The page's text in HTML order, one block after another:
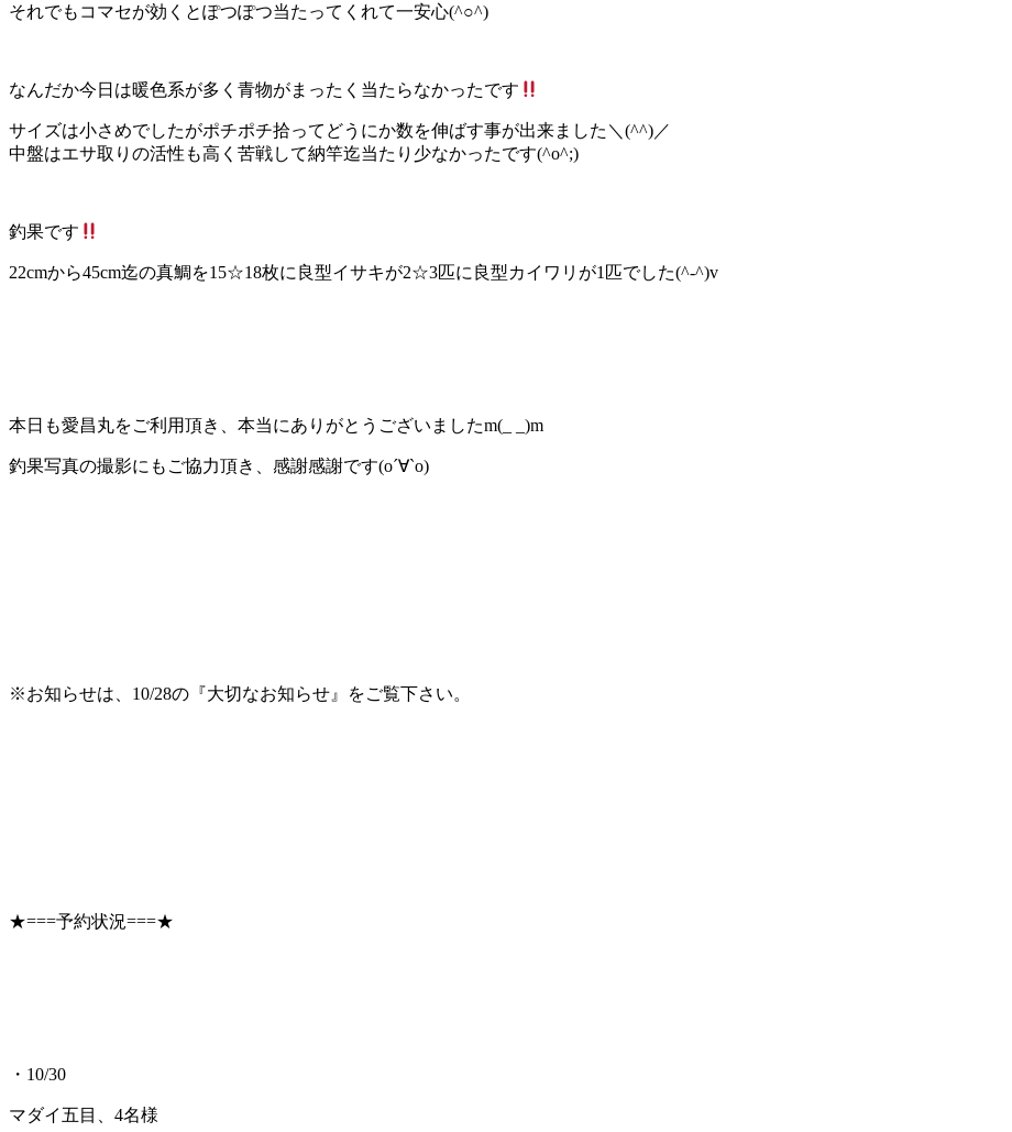
それでもコマセが効くとぽつぽつ当たってくれて一安心(^○^)
なんだか今日は暖色系が多く青物がまったく当たらなかったです
サイズは小さめでしたがポチポチ拾ってどうにか数を伸ばす事が出来ました＼(^^)／
中盤はエサ取りの活性も高く苦戦して納竿迄当たり少なかったです(^o^;)
釣果です
22cmから45cm迄の真鯛を15☆18枚に良型イサキが2☆3匹に良型カイワリが1匹でした(^-^)v
本日も愛昌丸をご利用頂き、本当にありがとうございましたm(_ _)m
釣果写真の撮影にもご協力頂き、感謝感謝です(о´∀`о)
※お知らせは、10/28の『大切なお知らせ』をご覧下さい。
★===予約状況===★
・10/30
マダイ五目、4名様